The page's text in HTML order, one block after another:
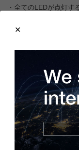
・全てのLEDが点灯す
製造年：1991年
本体のところどころ
この
803103